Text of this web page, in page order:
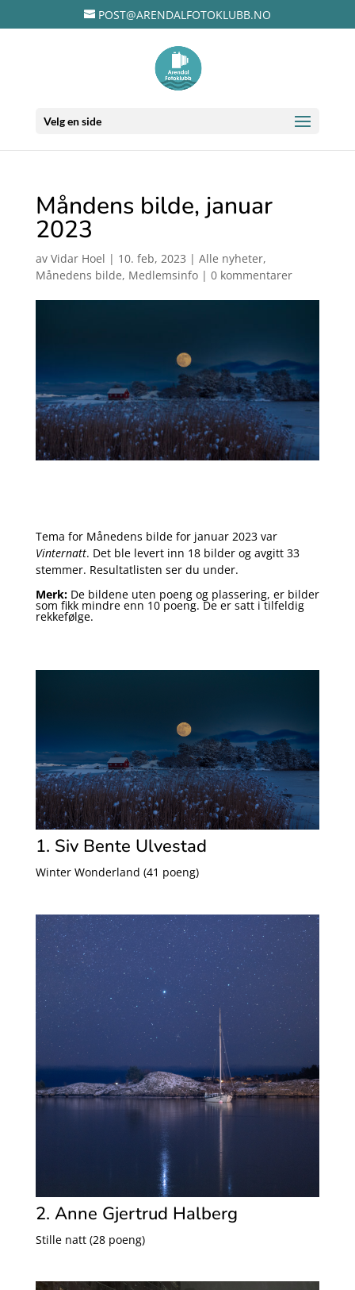
POST@ARENDALFOTOKLUBB.NO
Velg en side
Måndens bilde, januar
2023
av Vidar Hoel | 10. feb, 2023 | Alle nyheter,
Månedens bilde, Medlemsinfo| 0 kommentarer
Tema for Månedens bilde for januar 2023 var
Vinternatt. Det ble levert inn 18 bilder og avgitt 33
stemmer. Resultatlisten ser du under.
Merk:De bildene uten poeng og plassering, er bilder
som fikk mindre enn 10 poeng. De er satt i tilfeldig
rekkefølge.
1. Siv Bente Ulvestad
Winter Wonderland (41 poeng)
2. Anne Gjertrud Halberg
Stille natt (28 poeng)